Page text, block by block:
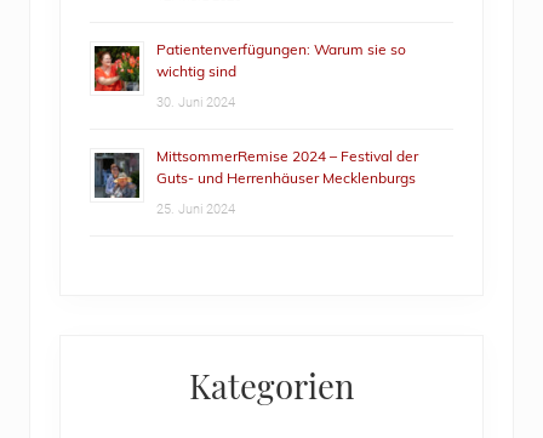
Patientenverfügungen: Warum sie so
wichtig sind
30. Juni 2024
MittsommerRemise 2024 – Festival der
Guts- und Herrenhäuser Mecklenburgs
25. Juni 2024
Kategorien